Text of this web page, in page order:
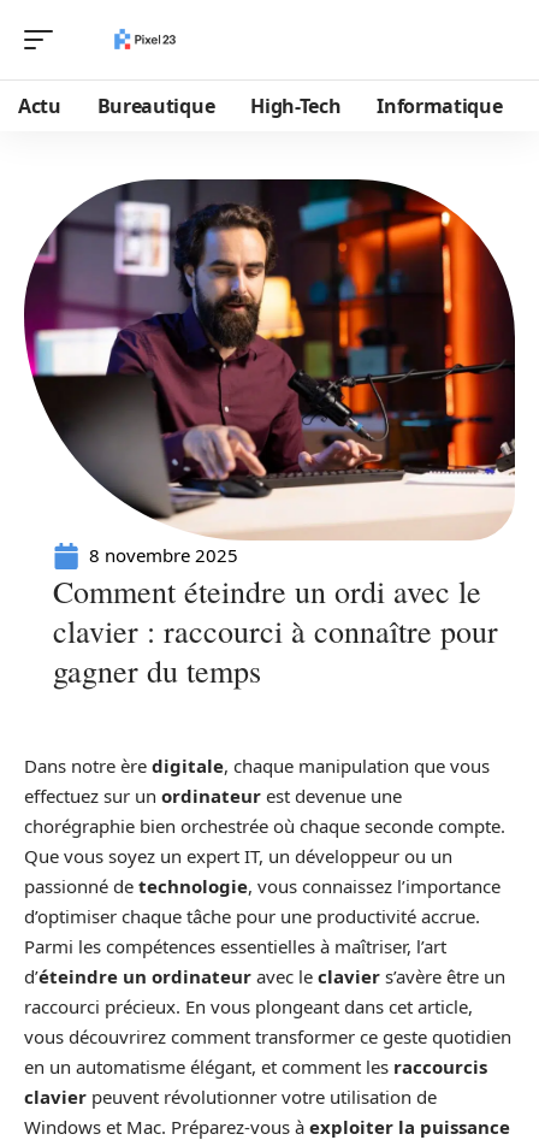
Actu Bureautique High-Tech Informatique
8 novembre 2025
Comment éteindre un ordi avec le
clavier : raccourci à connaître pour
gagner du temps
Dans notre ère digitale, chaque manipulation que vous
effectuez sur un ordinateur est devenue une
chorégraphie bien orchestrée où chaque seconde compte.
Que vous soyez un expert IT, un développeur ou un
passionné de technologie, vous connaissez l’importance
d’optimiser chaque tâche pour une productivité accrue.
Parmi les compétences essentielles à maîtriser, l’art
d’éteindre un ordinateur avec le clavier s’avère être un
raccourci précieux. En vous plongeant dans cet article,
vous découvrirez comment transformer ce geste quotidien
en un automatisme élégant, et comment les raccourcis
clavier peuvent révolutionner votre utilisation de
Windows et Mac. Préparez-vous à exploiter la puissance